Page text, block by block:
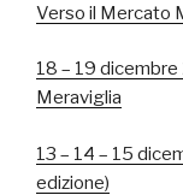
Verso il Mercato
18 – 19
Meraviglia
13 – 14 – 15
edizione)